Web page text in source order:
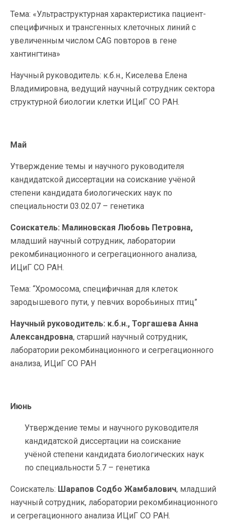
Тема: «Ультраструктурная характеристика пациент-
специфичных и трансгенных клеточных линий с
увеличенным числом CAG повторов в гене
хантингтина»
Научный руководитель: к.б.н., Киселева Елена
Владимировна, ведущий научный сотрудник сектора
структурной биологии клетки ИЦиГ СО РАН.
Май
Утверждение темы и научного руководителя
кандидатской диссертации на соискание учёной
степени кандидата биологических наук по
специальности 03.02.07 – генетика
Соискатель: Малиновская Любовь Петровна,
младший научный сотрудник, лаборатории
рекомбинационного и сегрегационного анализа,
ИЦиГ СО РАН.
Тема: “Хромосома, специфичная для клеток
зародышевого пути, у певчих воробьиных птиц”
Научный руководитель: к.б.н., Торгашева Анна
Александровна, старший научный сотрудник,
лаборатории рекомбинационного и сегрегационного
анализа, ИЦиГ СО РАН
Июнь
Утверждение темы и научного руководителя
кандидатской диссертации на соискание
учёной степени кандидата биологических наук
по специальности 5.7 – генетика
Соискатель: Шарапов Содбо Жамбалович, младший
научный сотрудник, лаборатории рекомбинационного
и сегрегационного анализа ИЦиГ СО РАН.